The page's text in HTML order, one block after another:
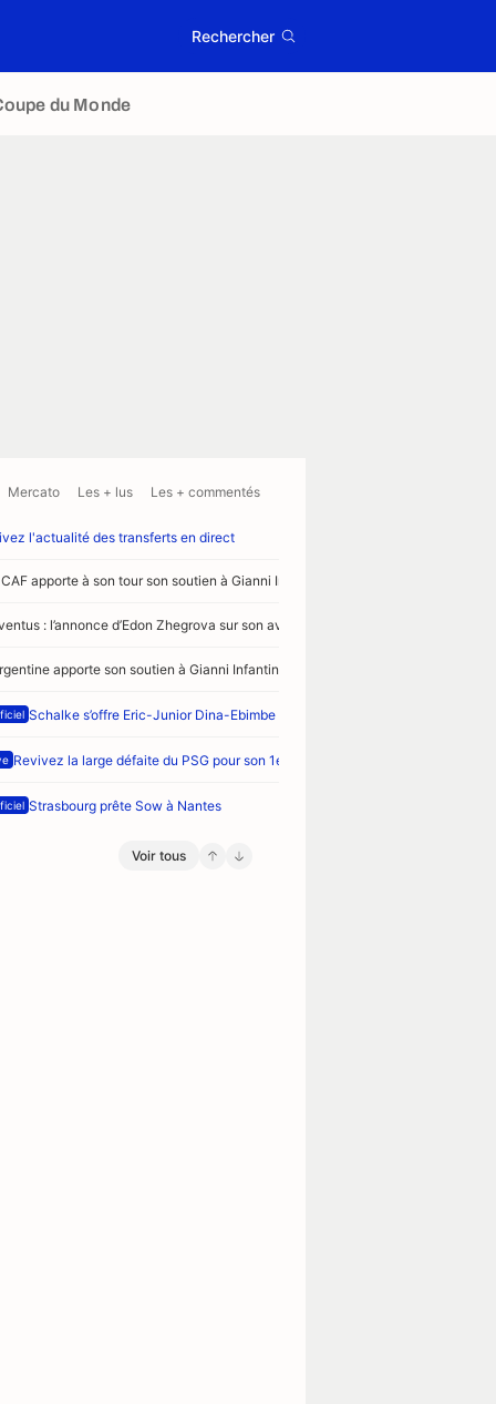
Rechercher
du Monde
Mercato Les + lus Les + commentés
l'actualité des transferts en direct
apporte à son tour son soutien à Gianni Infantino
: l’annonce d’Edon Zhegrova sur son avenir
apporte son soutien à Gianni Infantino
Schalke s’offre Eric-Junior Dina-Ebimbe
Revivez la large défaite du PSG pour son 1er match de préparation face à
Strasbourg prête Sow à Nantes
Voir tous